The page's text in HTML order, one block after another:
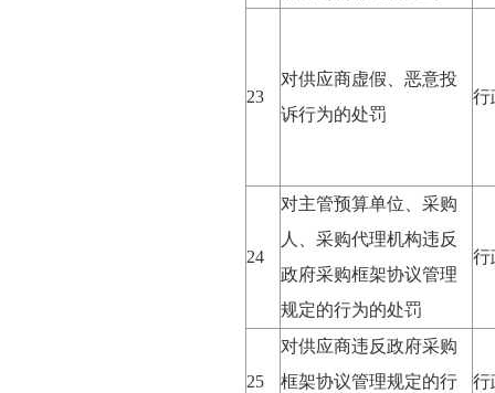
23
对供应商虚假、恶意投
诉行为的处罚
行
24
对主管预算单位、采购
人、采购代理机构违反
政府采购框架协议管理
规定的行为的处罚
行
25
对供应商违反政府采购
框架协议管理规定的行
行